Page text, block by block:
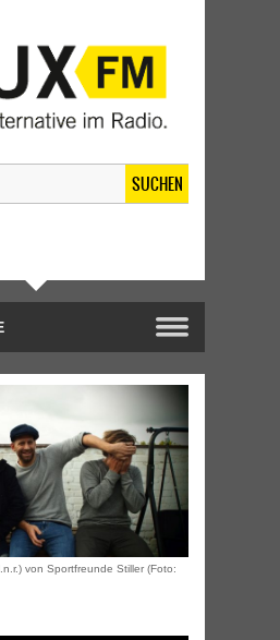
SUCHEN
von Sportfreunde Stiller (Foto: